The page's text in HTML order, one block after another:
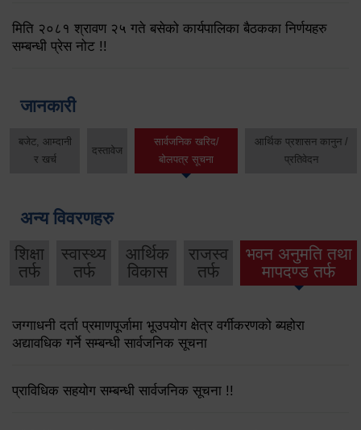
मिति २०८१ श्रावण २५ गते बसेको कार्यपालिका बैठकका निर्णयहरु
सम्बन्धी प्रेस नोट !!
जानकारी
बजेट, आम्दानी
र खर्च
दस्तावेज
सार्वजनिक खरिद/
बोलपत्र सूचना
आर्थिक प्रशासन कानुन /
प्रतिवेदन
अन्य विवरणहरु
शिक्षा
तर्फ
स्वास्थ्य
तर्फ
आर्थिक
विकास
राजस्व
तर्फ
भवन अनुमति तथा
मापदण्ड तर्फ
जग्गाधनी दर्ता प्रमाणपूर्जामा भूउपयोग क्षेत्र वर्गीकरणको ब्यहोरा
अद्यावधिक गर्ने सम्बन्धी सार्वजनिक सूचना
प्राविधिक सहयोग सम्बन्धी सार्वजनिक सूचना !!